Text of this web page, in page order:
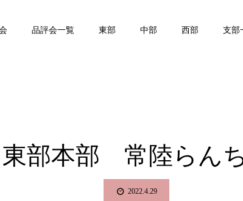
品評会一覧 東部 中部 西部 支部
部本部 常陸らん
2022.4.29